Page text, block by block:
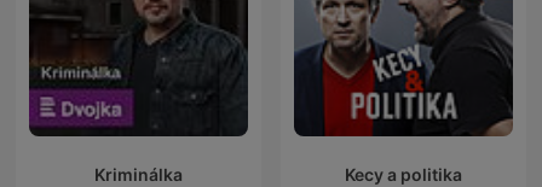
Kriminálka Kecy a politika